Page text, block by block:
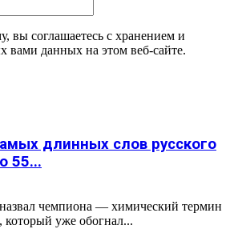
вы соглашаетесь с хранением и
вами данных на этом веб-сайте.
длинных слов русского
55...
чемпиона — химический термин
который уже обогнал...